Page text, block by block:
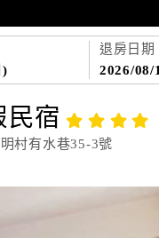
)
退房日期
2026/08/
民宿
村有水巷35-3號